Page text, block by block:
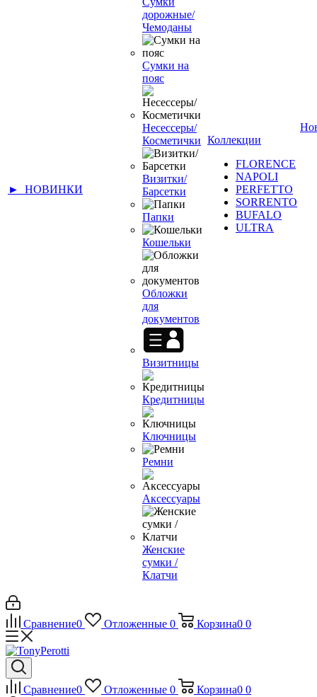
► НОВИНКИ
дорожные/
Чемоданы
Сумки на
пояс
Несессеры/
Косметички
Визитки/
Барсетки
Папки
Кошельки
Обложки
для
документов
Визитницы
Кредитницы
Ключницы
Ремни
Аксессуары
Женские
сумки /
Клатчи
Коллекции
FLORENCE
NAPOLI
PERFETTO
SORRENTO
BUFALO
ULTRA
Сравнение0 Отложенные 0 Корзина0 0
Сравнение0 Отложенные 0 Корзина0 0